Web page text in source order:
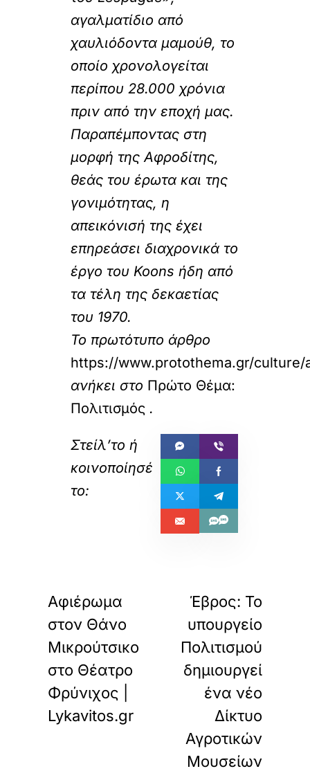
αγαλματίδιο από
χαυλιόδοντα μαμούθ, το
οποίο χρονολογείται
περίπου 28.000 χρόνια
πριν από την εποχή μας.
Παραπέμποντας στη
μορφή της Αφροδίτης,
θεάς του έρωτα και της
γονιμότητας, η
απεικόνισή της έχει
επηρεάσει διαχρονικά το
έργο του Koons ήδη από
τα τέλη της δεκαετίας
του 1970.
Το πρωτότυπο άρθρο
https://www.protothema.gr/
ανήκει στο Πρώτο Θέμα:
Πολιτισμός .
Αφιέρωμα
στον Θάνο
Μικρούτσικο
στο Θέατρο
Φρύνιχος |
Lykavitos.gr
Έβρος: Το
υπουργείο
Πολιτισμού
δημιουργεί
ένα νέο
Δίκτυο
Αγροτικών
Μουσείων